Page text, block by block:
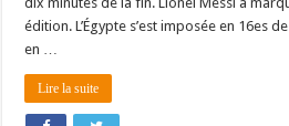
édition. L’Égypte s’est imposée en 16es
en …
Lire la suite